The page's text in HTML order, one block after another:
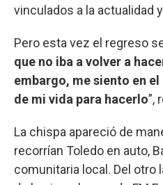
vinculados a la actualidad
Pero esta vez el regreso
que no iba a volver a
embargo, me siento en
de mi vida para hacerlo”,
La chispa apareció de
recorrían Toledo en auto,
comunitaria local. Del otro